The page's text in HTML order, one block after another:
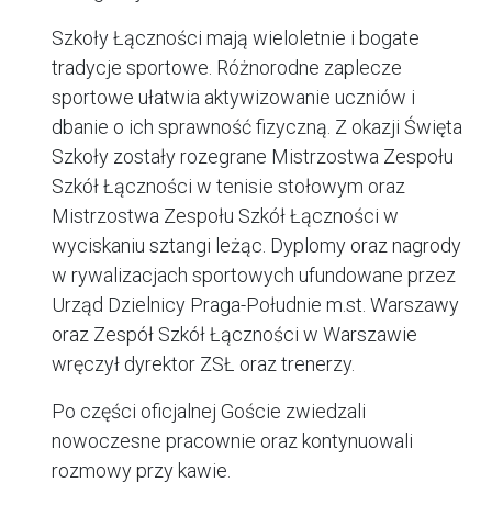
Szkoły Łączności mają wieloletnie i bogate
tradycje sportowe. Różnorodne zaplecze
sportowe ułatwia aktywizowanie uczniów i
dbanie o ich sprawność fizyczną. Z okazji Święta
Szkoły zostały rozegrane Mistrzostwa Zespołu
Szkół Łączności w tenisie stołowym oraz
Mistrzostwa Zespołu Szkół Łączności w
wyciskaniu sztangi leżąc. Dyplomy oraz nagrody
w rywalizacjach sportowych ufundowane przez
Urząd Dzielnicy Praga-Południe m.st. Warszawy
oraz Zespół Szkół Łączności w Warszawie
wręczył dyrektor ZSŁ oraz trenerzy.
Po części oficjalnej Goście zwiedzali
nowoczesne pracownie oraz kontynuowali
rozmowy przy kawie.